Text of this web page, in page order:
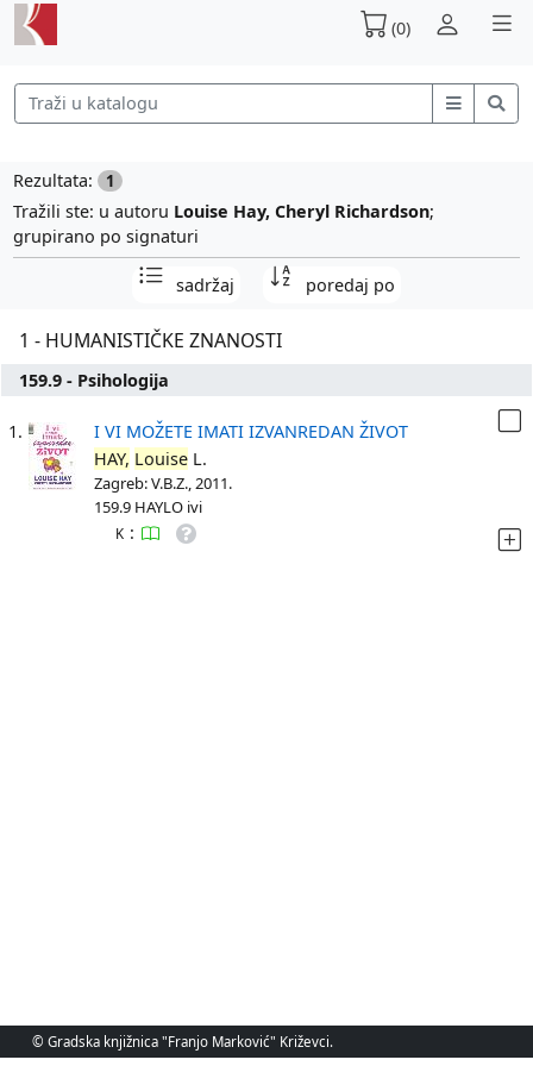
(0)
Rezultata: 1
Tražili ste: u autoru Louise Hay, Cheryl Richardson;
grupirano po signaturi
sadržaj poredaj po
1 - HUMANISTIČKE ZNANOSTI
159.9 - Psihologija
1.
I VI MOŽETE IMATI IZVANREDAN ŽIVOT
HAY, Louise L.
Zagreb: V.B.Z., 2011.
159.9 HAYLO ivi
K :
© Gradska knjižnica "Franjo Marković" Križevci.